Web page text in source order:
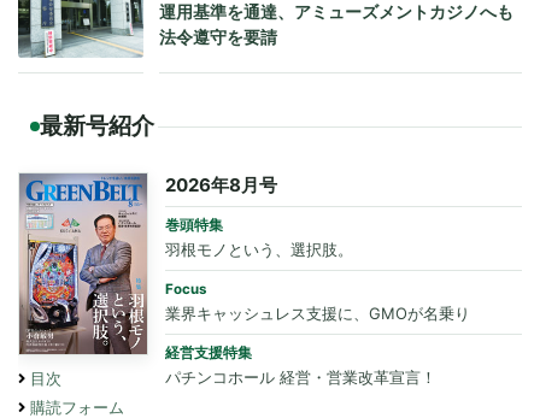
運用基準を通達、アミューズメントカジノへも
法令遵守を要請
最新号紹介
目次
購読フォーム
2026年8月号
巻頭特集
羽根モノという、選択肢。
Focus
業界キャッシュレス支援に、GMOが名乗り
経営支援特集
パチンコホール 経営・営業改革宣言！